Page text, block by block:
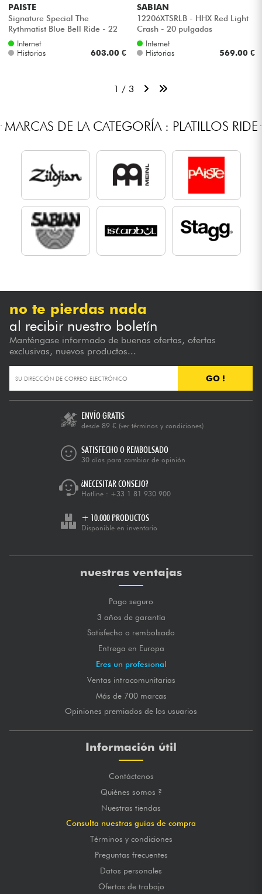
PAISTE
Signature Special The
Rythmatist Blue Bell Ride - 22
pulgadas
Internet
Historias
603.00 €
SABIAN
12206XTSRLB - HHX Red Light
Crash - 20 pulgadas
Internet
Historias
569.00 €
1 / 3
MARCAS DE LA CATEGORÍA : PLATILLOS RIDE
no te pierdas nada
al recibir nuestro boletín
Manténgase informado de buenas ofertas, ofertas
exclusivas, nuevos productos...
GO !
ENVÍO GRATIS
desde 89 € (ver términos y condiciones)
SATISFECHO O REMBOLSADO
30 días para cambiar de opinión
¿NECESITAR CONSEJO?
Hotline : +33 1 81 930 900
+ 10.000 PRODUCTOS
Disponible en inventario
nuestras ventajas
Pago seguro
3 años de garantía
Satisfecho o rembolsado
Entrega en Europa
Eres un profesional
Ventas intracomunitarias
Más de 700 marcas
Opiniones premiados de los usuarios
Información útil
Contáctenos
Quiénes somos ?
Nuestras tiendas
Consulta nuestras guías de compra
Términos y condiciones
Preguntas frecuentes
Datos personales
Ofertas de trabajo